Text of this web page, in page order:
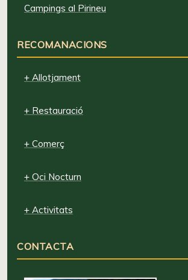
Campings al Pirineu
RECOMANACIONS
+ Allotjament
+ Restauració
+ Comerç
+ Oci Nocturn
+ Activitats
CONTACTA